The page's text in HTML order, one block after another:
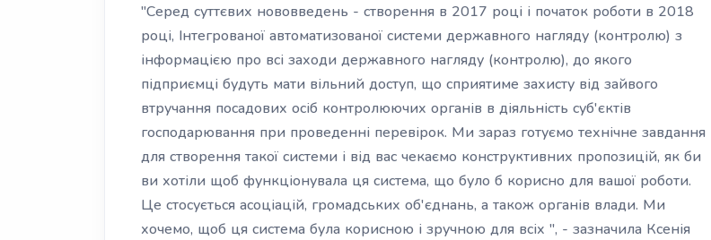
"Серед суттєвих нововведень - створення в 2017 році і початок роботи в 2018
році, Інтегрованої автоматизованої системи державного нагляду (контролю) з
інформацією про всі заходи державного нагляду (контролю), до якого
підприємці будуть мати вільний доступ, що сприятиме захисту від зайвого
втручання посадових осіб контролюючих органів в діяльність суб'єктів
господарювання при проведенні перевірок. Ми зараз готуємо технічне завдання
для створення такої системи і від вас чекаємо конструктивних пропозицій, як би
ви хотіли щоб функціонувала ця система, що було б корисно для вашої роботи.
Це стосується асоціацій, громадських об'єднань, а також органів влади. Ми
хочемо, щоб ця система була корисною і зручною для всіх ", - зазначила Ксенія